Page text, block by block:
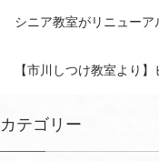
シニア教室がリニューア
【市川しつけ教室より
カテゴリー